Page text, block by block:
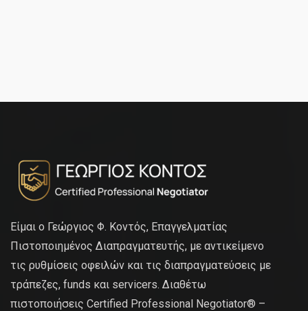
Είμαι ο Γεώργιος Φ. Κοντός, Επαγγελματίας
Πιστοποιημένος Διαπραγματευτής, με αντικείμενο
τις ρυθμίσεις οφειλών και τις διαπραγματεύσεις με
τράπεζες, funds και servicers. Διαθέτω
πιστοποιήσεις Certified Professional Negotiator® –